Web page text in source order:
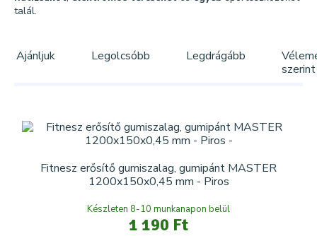
talál.
Ajánljuk Legolcsóbb Legdrágább
szerint
Fitnesz erősítő gumiszalag, gumipánt MASTER
1200x150x0,45 mm - Piros
Készleten 8-10 munkanapon belül
1 190 Ft